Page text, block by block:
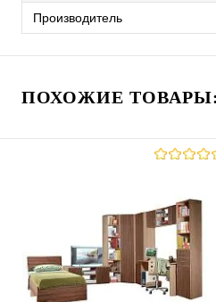
Производитель
ПОХОЖИЕ ТОВАРЫ: